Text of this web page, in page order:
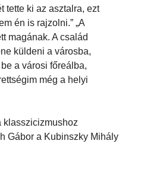
tette ki az asztalra, ezt
én is rajzolni.” „A
magának. A család
küldeni a városba,
a városi főreálba,
még a helyi
klasszicizmushoz
Gábor a Kubinszky Mihály